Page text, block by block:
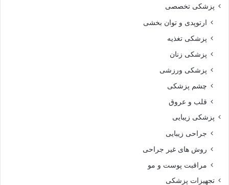
پزشکی تخصصی
ارتوپدی و توان بخشی
پزشکی تغذیه
پزشکی زنان
پزشکی ورزشی
چشم پزشکی
قلب و عروق
پزشکی زیبایی
جراحی زیبایی
روش های غیر جراحی
مراقبت پوست و مو
تجهیزات پزشکی